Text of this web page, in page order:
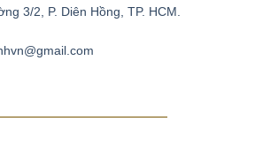
xoa dịu những cơn đau đầu do
bằng cách đặt chúng lên trán. Ngoài
có tác dụng phục hồi tuần hoàn máu,
3/2, P. Diên Hồng, TP. HCM.